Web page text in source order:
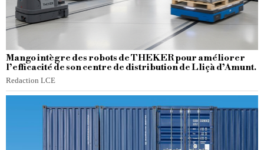
Mango intègre des robots de THEKER pour améliorer
l’efficacité de son centre de distribution de Lliçà d’Amunt.
Redaction LCE